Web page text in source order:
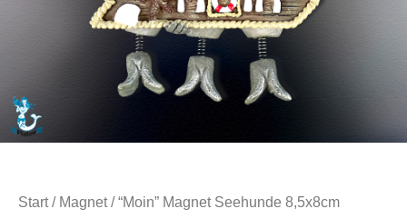
Start/ Magnet/ “Moin” Magnet Seehunde 8,5x8cm